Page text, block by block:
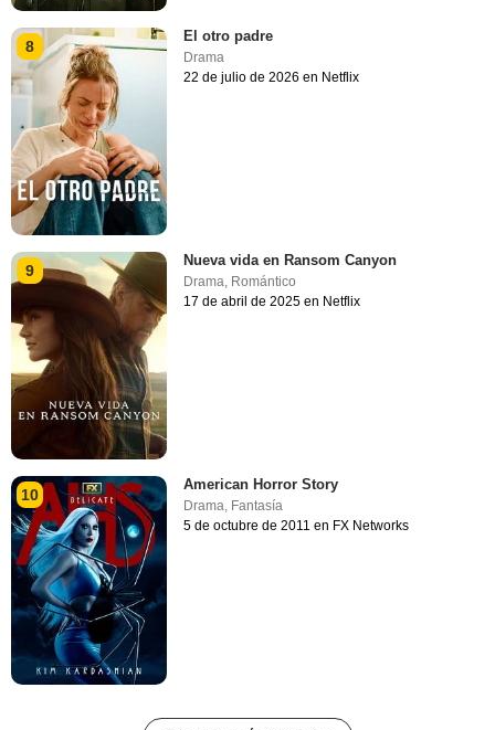
8
El otro padre
Drama
22 de julio de 2026 en Netflix
9
Nueva vida en Ransom Canyon
Drama, Romántico
17 de abril de 2025 en Netflix
10
American Horror Story
Drama, Fantasía
5 de octubre de 2011 en FX Networks